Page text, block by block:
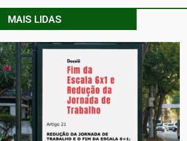
MAIS LIDAS